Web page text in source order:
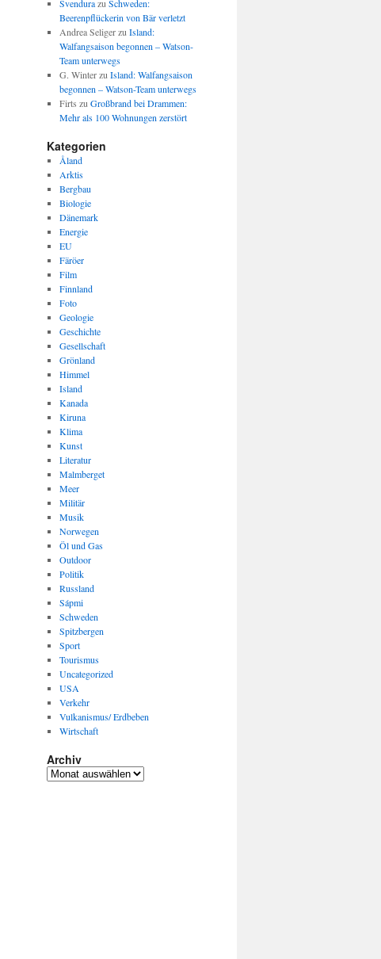
Svendurazu Schweden:
Beerenpflückerin von Bär verletzt
Andrea Seligerzu Island:
Walfangsaison begonnen – Watson-
Team unterwegs
G. Winterzu Island: Walfangsaison
begonnen – Watson-Team unterwegs
Firts zu Großbrand bei Drammen:
Mehr als 100 Wohnungen zerstört
Kategorien
Åland
Arktis
Bergbau
Biologie
Dänemark
Energie
EU
Färöer
Film
Finnland
Foto
Geologie
Geschichte
Gesellschaft
Grönland
Himmel
Island
Kanada
Kiruna
Klima
Kunst
Literatur
Malmberget
Meer
Militär
Musik
Norwegen
Öl und Gas
Outdoor
Politik
Russland
Sápmi
Schweden
Spitzbergen
Sport
Tourismus
Uncategorized
USA
Verkehr
Vulkanismus/ Erdbeben
Wirtschaft
Archiv
Archiv